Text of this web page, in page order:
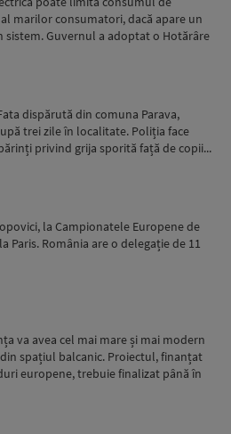
marilor consumatori, dacă apare un
sistem. Guvernul a adoptat o Hotărâre
dispărută din comuna Parava,
trei zile în localitate. Poliția face
privind grija sporită față de copii...
la Campionatele Europene de
Paris. România are o delegație de 11
va avea cel mai mare și mai modern
spațiul balcanic. Proiectul, finanțat
europene, trebuie finalizat până în